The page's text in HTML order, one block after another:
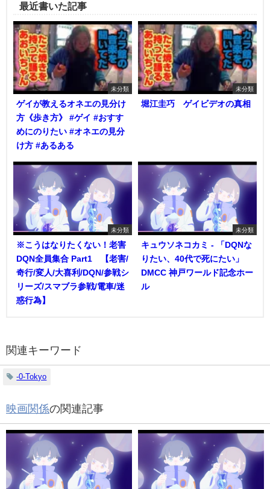
最近書いた記事
未分類
ゲイが教えるオネエの見分け
方《歩き方》 #ゲイ #おすす
めにのりたい #オネエの見分
け方 #あるある
未分類
堀江圭巧 ゲイビデオの真相
未分類
※こうはなりたくない！老害
DQN全員集合 Part1 【老害/
奇行/変人/大喜利/DQN/参戦シ
リーズ/スマブラ参戦/電車/迷
惑行為】
未分類
キュウソネコカミ - 「DQNな
りたい、40代で死にたい」
DMCC 神戸ワールド記念ホー
ル
関連キーワード
-0-Tokyo
映画関係の関連記事